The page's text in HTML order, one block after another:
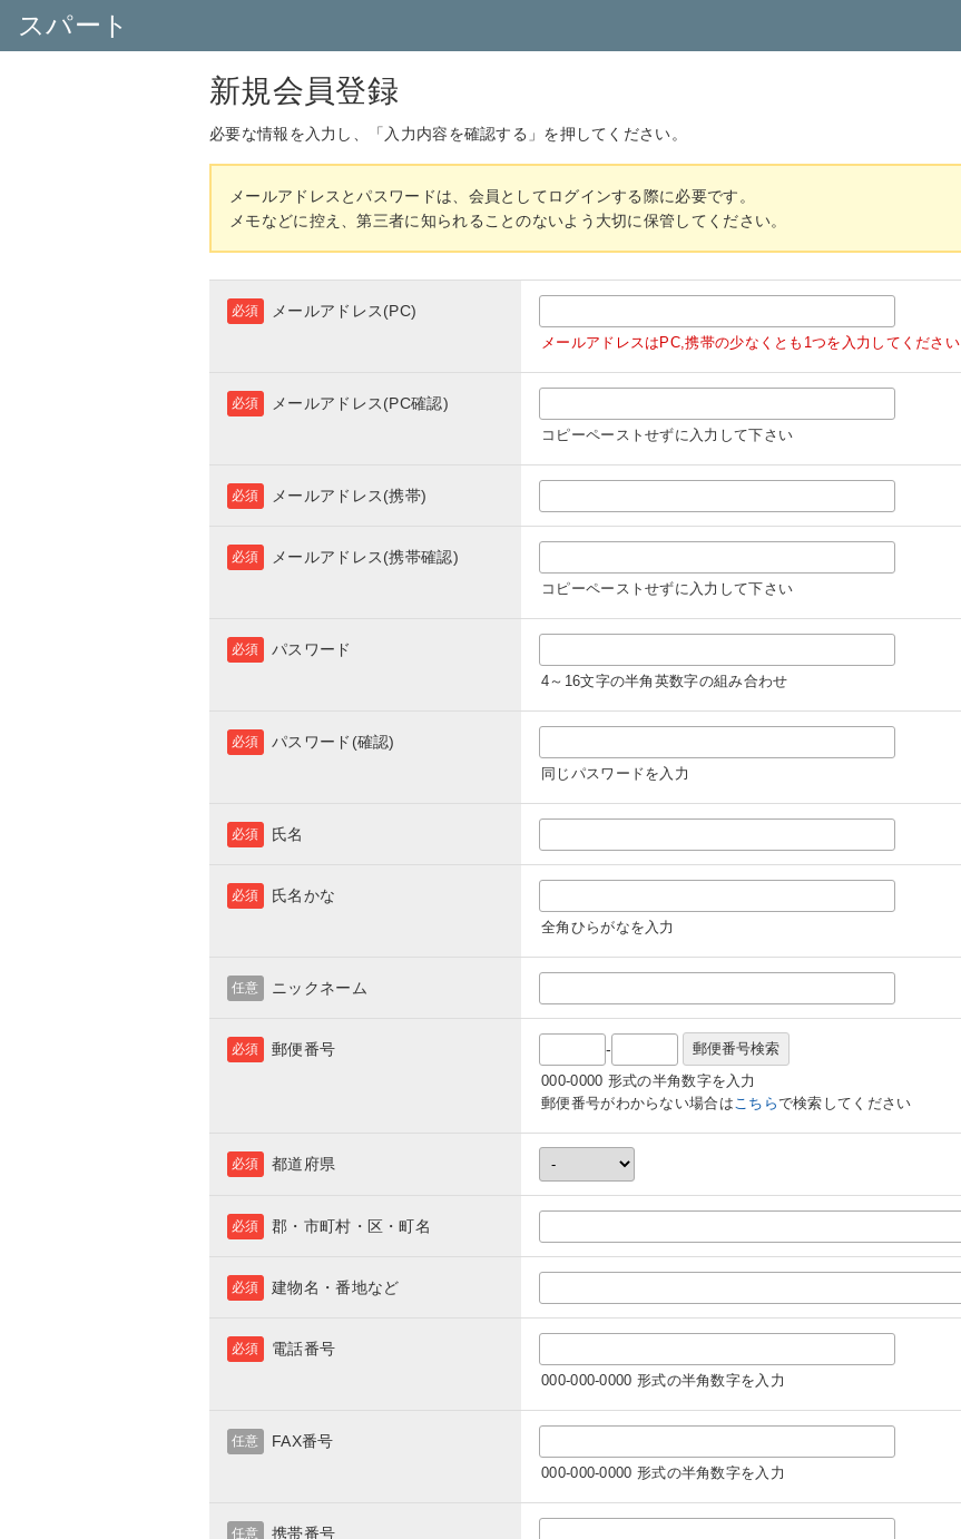
スパート
新規会員登録
必要な情報を入力し、「入力内容を確認する」を押してください。
メールアドレスとパスワードは、会員としてログインする際に必要です。
メモなどに控え、第三者に知られることのないよう大切に保管してください。
メールアドレス(PC)
必須
メールアドレスはPC,携帯の少なくとも1つを入力してください
メールアドレス(PC確認)
必須
コピーペーストせずに入力して下さい
メールアドレス(携帯)
必須
メールアドレス(携帯確認)
必須
コピーペーストせずに入力して下さい
パスワード
必須
4～16文字の半角英数字の組み合わせ
パスワード(確認)
必須
同じパスワードを入力
氏名
必須
氏名かな
必須
全角ひらがなを入力
ニックネーム
任意
郵便番号
必須 -
000-0000 形式の半角数字を入力
郵便番号がわからない場合はこちらで検索してください
都道府県
必須
郡・市町村・区・町名
必須
建物名・番地など
必須
電話番号
必須
000-000-0000 形式の半角数字を入力
FAX番号
任意
000-000-0000 形式の半角数字を入力
携帯番号
任意